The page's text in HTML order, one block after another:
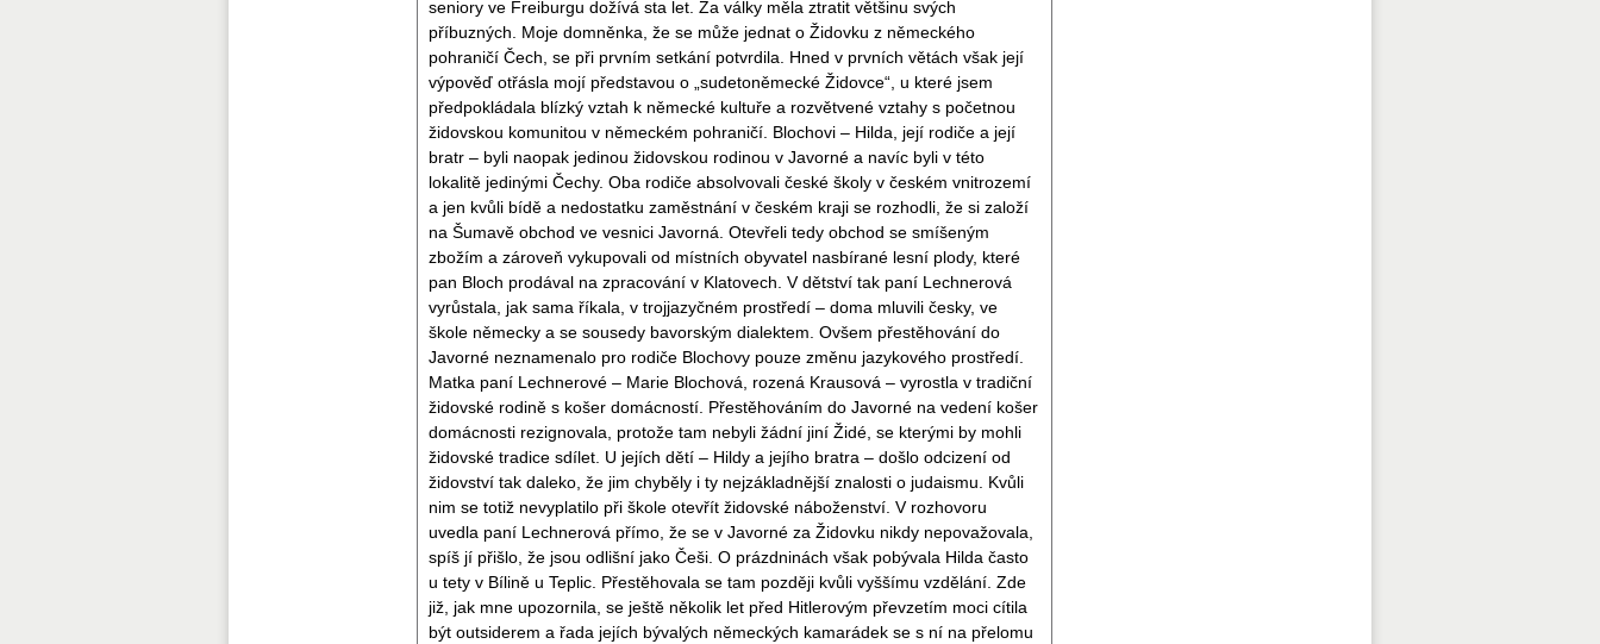
seniory ve Freiburgu dožívá sta let. Za války měla ztratit většinu svých
příbuzných. Moje domněnka, že se může jednat o Židovku z německého
pohraničí Čech, se při prvním setkání potvrdila. Hned v prvních větách však její
výpověď otřásla mojí představou o „sudetoněmecké Židovce“, u které jsem
předpokládala blízký vztah k německé kultuře a rozvětvené vztahy s početnou
židovskou komunitou v německém pohraničí. Blochovi – Hilda, její rodiče a její
bratr – byli naopak jedinou židovskou rodinou v Javorné a navíc byli v této
lokalitě jedinými Čechy. Oba rodiče absolvovali české školy v českém vnitrozemí
a jen kvůli bídě a nedostatku zaměstnání v českém kraji se rozhodli, že si založí
na Šumavě obchod ve vesnici Javorná. Otevřeli tedy obchod se smíšeným
zbožím a zároveň vykupovali od místních obyvatel nasbírané lesní plody, které
pan Bloch prodával na zpracování v Klatovech. V dětství tak paní Lechnerová
vyrůstala, jak sama říkala, v trojjazyčném prostředí – doma mluvili česky, ve
škole německy a se sousedy bavorským dialektem. Ovšem přestěhování do
Javorné neznamenalo pro rodiče Blochovy pouze změnu jazykového prostředí.
Matka paní Lechnerové – Marie Blochová, rozená Krausová – vyrostla v tradiční
židovské rodině s košer domácností. Přestěhováním do Javorné na vedení košer
domácnosti rezignovala, protože tam nebyli žádní jiní Židé, se kterými by mohli
židovské tradice sdílet. U jejích dětí – Hildy a jejího bratra – došlo odcizení od
židovství tak daleko, že jim chyběly i ty nejzákladnější znalosti o judaismu. Kvůli
nim se totiž nevyplatilo při škole otevřít židovské náboženství. V rozhovoru
uvedla paní Lechnerová přímo, že se v Javorné za Židovku nikdy nepovažovala,
spíš jí přišlo, že jsou odlišní jako Češi. O prázdninách však pobývala Hilda často
u tety v Bílině u Teplic. Přestěhovala se tam později kvůli vyššímu vzdělání. Zde
již, jak mne upozornila, se ještě několik let před Hitlerovým převzetím moci cítila
být outsiderem a řada jejích bývalých německých kamarádek se s ní na přelomu